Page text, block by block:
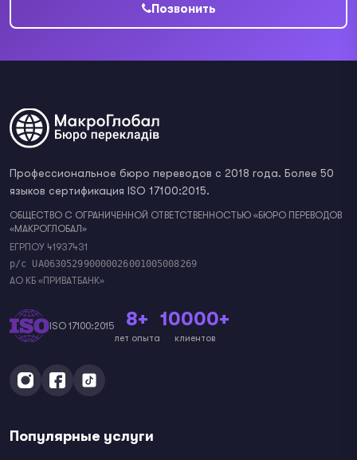
Позвонить
Профессиональное бюро переводов с 2018 года. Более 50
языков сертификация ISO 17100:2015.
ОБЩЕСТВО С ОГРАНИЧЕННОЙ ОТВЕТСТВЕННОСТЬЮ «БЮРО ПЕРЕВОДОВ
«МАКРОГЛОБАЛ»
ЕГРПОУ 41937431
р/с UA063052990000026001005008269
АО КБ «ПРИВАТБАНК»
ISO 17100:2015 8+
лет опыта
10000+
клиентов
Популярные услуги